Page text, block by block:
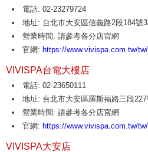
電話: 02-23279724
地址: 台北市大安區信義路2段184號
營業時間: 請參考各分店官網
官網: https://www.vivispa.com.tw/
VIVISPA台電大樓店
電話: 02-23650111
地址: 台北市大安區羅斯福路三段
營業時間: 請參考各分店官網
官網: https://www.vivispa.com.tw/
VIVISPA大安店